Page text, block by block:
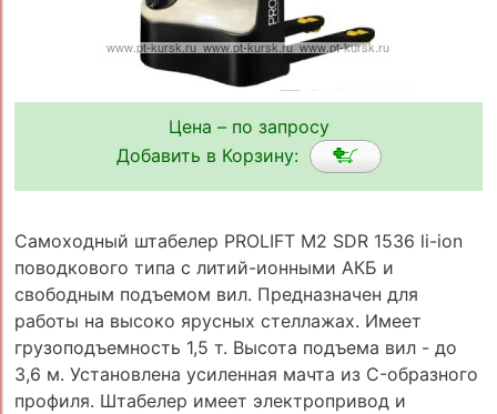
Цена – по запросу
Добавить в Корзину:
Самоходный штабелер PROLIFT M2 SDR 1536 li-ion
поводкового типа с литий-ионными АКБ и
свободным подъемом вил. Предназначен для
работы на высоко ярусных стеллажах. Имеет
грузоподъемность 1,5 т. Высота подъема вил - до
3,6 м. Установлена усиленная мачта из C-образного
профиля. Штабелер имеет электропривод и